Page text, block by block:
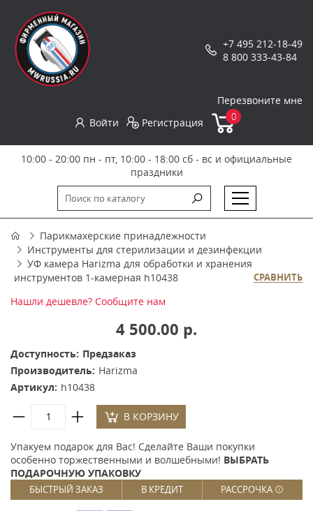
+7 495 212-18-49
8 800 333-43-84
Перезвоните мне
Войти
Регистрация 0
10:00 - 20:00 пн - пт, 10:00 - 18:00 сб - вс и официальные
праздники
Парикмахерские принадлежности
Инструменты для стерилизации и дезинфекции
УФ камера Harizma для обработки и хранения
инструментов 1-камерная h10438
СРАВНИТЬ
Нашли дешевле? Сообщите нам
4 500.00 р.
Доступность: Предзаказ
Производитель: Harizma
Артикул: h10438
В КОРЗИНУ
Упакуем подарок для Вас! Сделайте Ваши покупки
особенно торжественными и волшебными! ВЫБРАТЬ
ПОДАРОЧНУЮ УПАКОВКУ
БЫСТРЫЙ ЗАКАЗ В КРЕДИТ РАССРОЧКА